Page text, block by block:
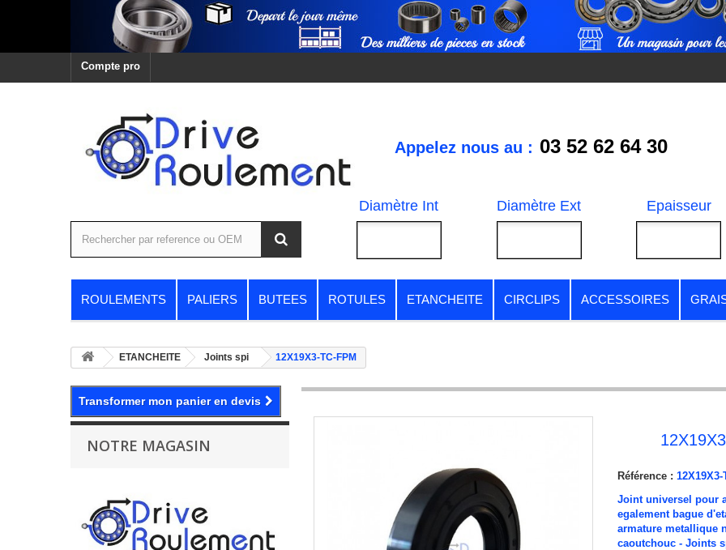
Compte pro
Appelez nous au : 03 52 62 64 30
Diamètre Int Diamètre Ext Epaisseur
ROULEMENTS PALIERS BUTEES ROTULES ETANCHEITE CIRCLIPS ACCESSOIRES
ETANCHEITE Joints spi 12X19X3-TC-FPM
Transformer mon panier en devis
NOTRE MAGASIN
Référence : 12X19X3-
Joint universel pour
egalement bague
armature metallique
caoutchouc - Joints